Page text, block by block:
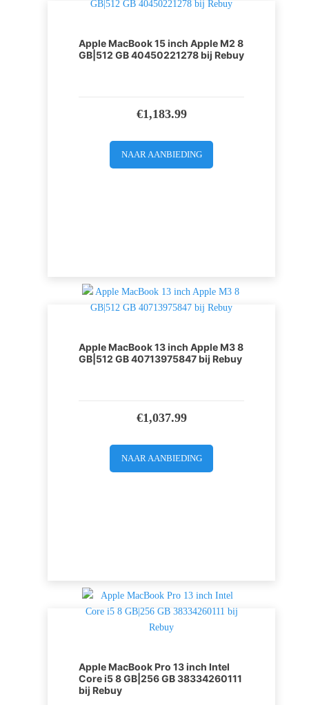
Apple MacBook 15 inch Apple M2 8
GB|512 GB 40450221278 bij Rebuy
€1,183.99
NAAR AANBIEDING
Apple MacBook 13 inch Apple M3 8
GB|512 GB 40713975847 bij Rebuy
€1,037.99
NAAR AANBIEDING
Apple MacBook Pro 13 inch Intel
Core i5 8 GB|256 GB 38334260111
bij Rebuy